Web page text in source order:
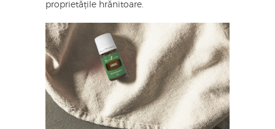
proprietățile hrănitoare.